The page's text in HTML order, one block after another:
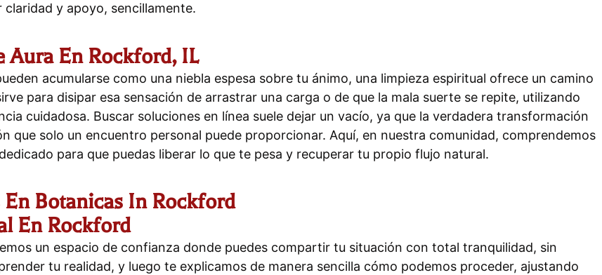
y apoyo, sencillamente.
Aura En Rockford, IL
acumularse como una niebla espesa sobre tu ánimo, una limpieza espiritual ofrece un camino
para disipar esa sensación de arrastrar una carga o de que la mala suerte se repite, utilizando
cuidadosa. Buscar soluciones en línea suele dejar un vacío, ya que la verdadera transformación
que solo un encuentro personal puede proporcionar. Aquí, en nuestra comunidad, comprendemos
para que puedas liberar lo que te pesa y recuperar tu propio flujo natural.
Botanicas In Rockford
En Rockford
un espacio de confianza donde puedes compartir tu situación con total tranquilidad, sin
tu realidad, y luego te explicamos de manera sencilla cómo podemos proceder, ajustando